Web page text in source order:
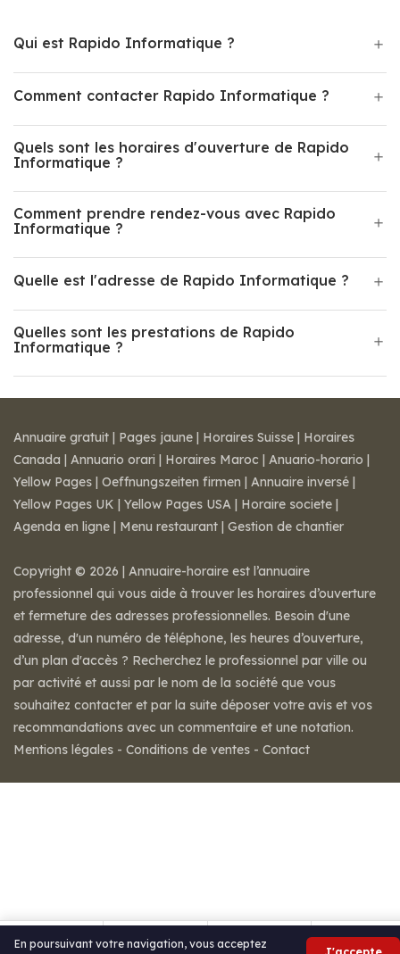
Qui est Rapido Informatique ?
Comment contacter Rapido Informatique ?
Quels sont les horaires d'ouverture de Rapido
Informatique ?
Comment prendre rendez-vous avec Rapido
Informatique ?
Quelle est l'adresse de Rapido Informatique ?
Quelles sont les prestations de Rapido
Informatique ?
En poursuivant votre navigation, vous acceptez
J'accepte
Annuaire gratuit | Pages jaune | Horaires Suisse | Horaires
Canada | Annuario orari | Horaires Maroc | Anuario-horario |
Yellow Pages | Oeffnungszeiten firmen | Annuaire inversé |
Yellow Pages UK | Yellow Pages USA | Horaire societe |
Agenda en ligne | Menu restaurant | Gestion de chantier
Copyright © 2026 | Annuaire-horaire est l’annuaire
professionnel qui vous aide à trouver les horaires d’ouverture
et fermeture des adresses professionnelles. Besoin d'une
adresse, d'un numéro de téléphone, les heures d’ouverture,
d’un plan d'accès ? Recherchez le professionnel par ville ou
par activité et aussi par le nom de la société que vous
souhaitez contacter et par la suite déposer votre avis et vos
recommandations avec un commentaire et une notation.
Mentions légales - Conditions de ventes - Contact